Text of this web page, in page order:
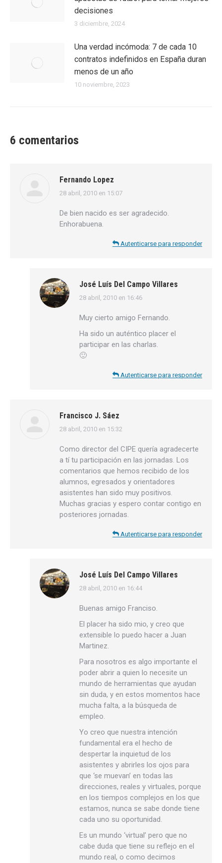
decisiones
3 diciembre, 2024
Una verdad incómoda: 7 de cada 10
contratos indefinidos en España duran
menos de un año
10 noviembre, 2023
6 comentarios
Fernando Lopez
dice:
28 abril, 2010 en 15:07
De bien nacido es ser agradecido.
Enhorabuena.
Autenticarse para responder
José Luís Del Campo Villares
dice:
28 abril, 2010 en 16:46
Muy cierto amigo Fernando.
Ha sido un auténtico placer el
participar en las charlas.
🙂
Autenticarse para responder
Francisco J. Sáez
dice:
28 abril, 2010 en 15:32
Como director del CIPE quería agradecerte
a tí tu participación en las jornadas. Los
comentarios que hemos recibido de los
alumnos, egresados y orientadores
asistentes han sido muy positivos.
Muchas gracias y espero contar contigo en
posteriores jornadas.
Autenticarse para responder
José Luís Del Campo Villares
dice:
28 abril, 2010 en 16:44
Buenas amigo Franciso.
El placer ha sido mio, y creo que
extensible lo puedo hacer a Juan
Martinez.
Para nosotros es algo importante el
poder abrir a quien lo necesite un
mundo de herramientas que ayudan
sin duda, y en estos momentos hace
mucha falta, a la búsqueda de
empleo.
Yo creo que nuestra intención
fundamental era el hecho de
despertar la inquietud de los
asistentes y abrirles los ojos para
que ‘se muevan’ en todas las
direcciones, reales y virtuales, porque
en los tiempos complejos en los que
estamos, nunca se sabe donde tiene
cada uno su oportunidad.
Es un mundo ‘virtual’ pero que no
cabe duda que tiene su reflejo en el
mundo real, o como decimos